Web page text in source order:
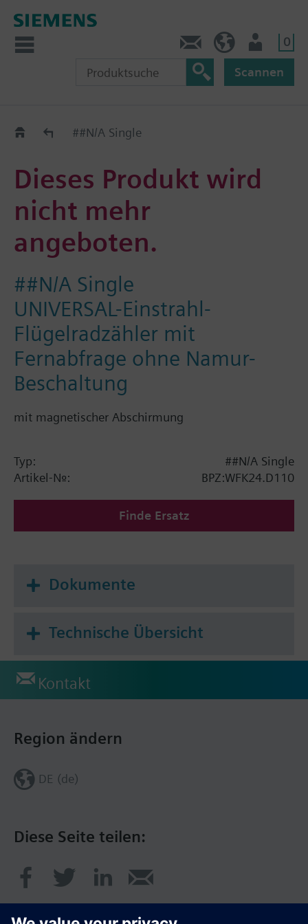
0
Scannen
Old2New##N/A Single
Dieses Produkt wird
nicht mehr
angeboten.
##N/A Single
UNIVERSAL-Einstrahl-
Flügelradzähler mit
Fernabfrage ohne Namur-
Beschaltung
mit magnetischer Abschirmung
Typ:
##N/A Single
Artikel-Nr.:
BPZ:WFK24.D110
Finde Ersatz
Dokumente
Technische Übersicht
Kontakt
Diese Seite teilen:
Region ändern
DE (de)